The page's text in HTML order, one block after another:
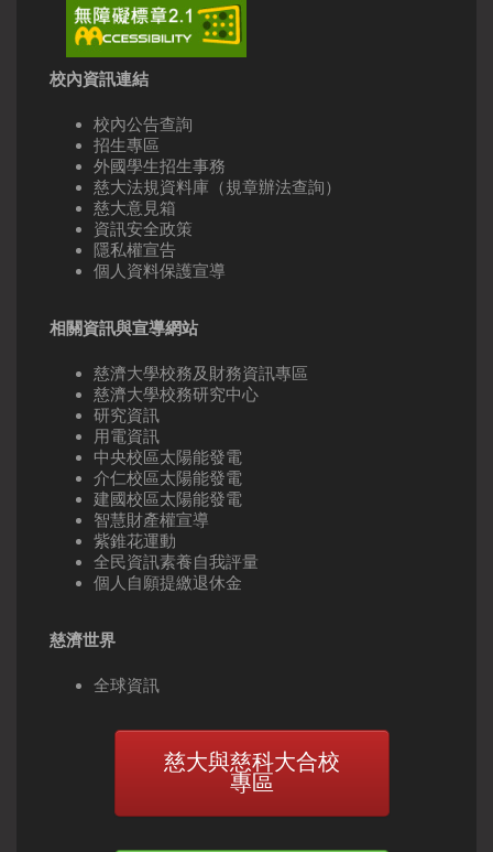
校內資訊連結
校內公告查詢
招生專區
外國學生招生事務
慈大法規資料庫（規章辦法查詢）
慈大意見箱
資訊安全政策
隱私權宣告
個人資料保護宣導
相關資訊與宣導網站
慈濟大學校務及財務資訊專區
慈濟大學校務研究中心
研究資訊
用電資訊
中央校區太陽能發電
介仁校區太陽能發電
建國校區太陽能發電
智慧財產權宣導
紫錐花運動
全民資訊素養自我評量
個人自願提繳退休金
慈濟世界
全球資訊
慈大與慈科大合校
專區